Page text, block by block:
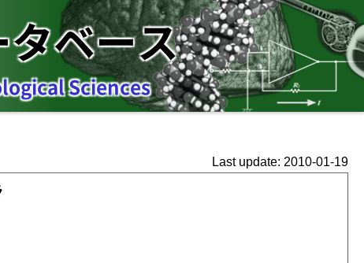
ベース
Sciences
Last update: 2010-01-19